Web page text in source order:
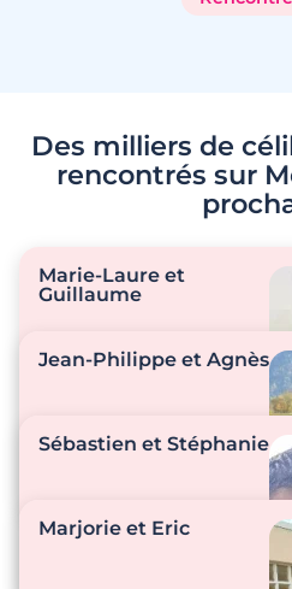
Des milliers de
rencontrés sur
Marie-Laure et
Guillaume
messages et
ensemble."
Jean-Philippe et Agnès
"Nous prenons soin
Sébastien et Stéphanie
Marjorie et Eric